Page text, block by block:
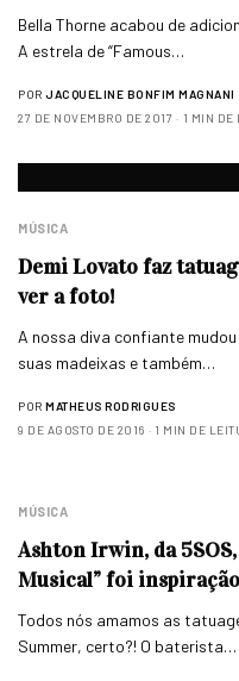
Bella Thorne acabou de
A estrela de “Famous…
POR JACQUELINE BONFIM MAGNANI
27 DE NOVEMBRO DE 2017
1 MIN DE
MÚSICA
Demi Lovato faz
ver a foto!
A nossa diva confiante
suas madeixas e também…
POR MATHEUS RODRIGUES
9 DE AGOSTO DE 2016
1 MIN DE
MÚSICA
Ashton Irwin, da
Musical” foi
Todos nós amamos as
Summer, certo?! O baterista…